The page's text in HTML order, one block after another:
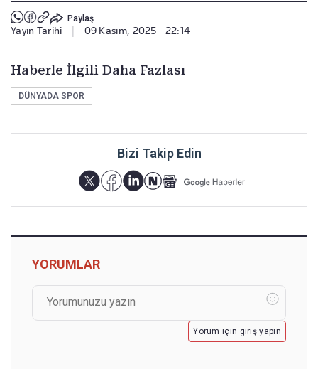
Paylaş
Yayın Tarihi 09 Kasım, 2025 - 22:14
Haberle İlgili Daha Fazlası
DÜNYADA SPOR
Bizi Takip Edin
YORUMLAR
Yorum için giriş yapın